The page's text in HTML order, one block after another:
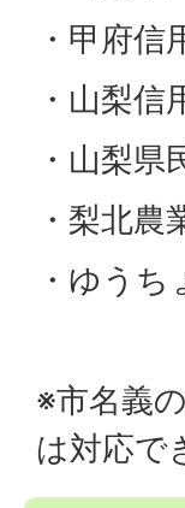
・甲府信
・山梨信
・山梨県
・梨北農
・ゆうち
※市名義
は対応で